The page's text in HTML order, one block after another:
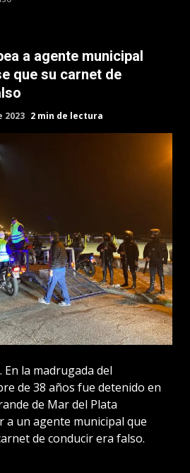
a agente municipal
que su carnet de
2023 2 min de lectura
En la madrugada del
de 38 años fue detenido en
de Mar del Plata
a un agente municipal que
de conducir era falso.